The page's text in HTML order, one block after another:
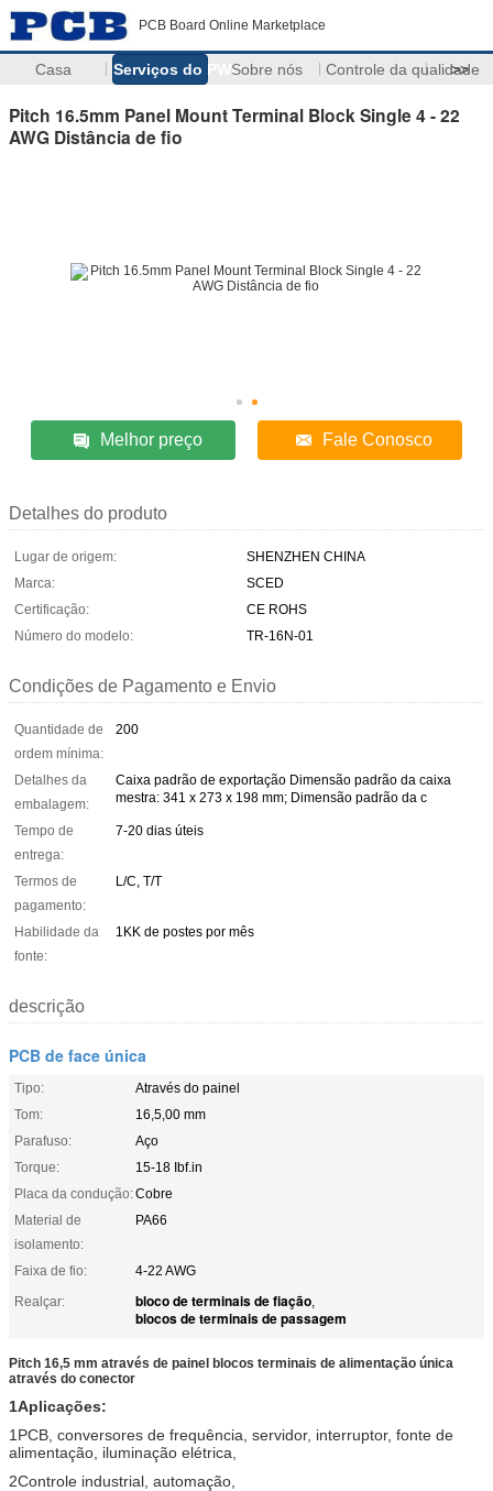
PCB Board Online Marketplace
Casa Serviços do PWBSobre nós Controle da qualidade
>>
Pitch 16.5mm Panel Mount Terminal Block Single 4 - 22
AWG Distância de fio
Melhor preço Fale Conosco
Detalhes do produto
Lugar de origem:
SHENZHEN CHINA
Marca:
SCED
Certificação:
CE ROHS
Número do modelo:
TR-16N-01
Condições de Pagamento e Envio
Quantidade de
ordem mínima:
200
Detalhes da
embalagem:
Caixa padrão de exportação Dimensão padrão da caixa
mestra: 341 x 273 x 198 mm; Dimensão padrão da c
Tempo de
entrega:
7-20 dias úteis
Termos de
pagamento:
L/C, T/T
Habilidade da
fonte:
1KK de postes por mês
descrição
PCB de face única
Tipo:
Através do painel
Tom:
16,5,00 mm
Parafuso:
Aço
Torque:
15-18 Ibf.in
Placa da condução:Cobre
Material de
isolamento:
PA66
Faixa de fio:
4-22 AWG
Realçar:
bloco de terminais de fiação,
blocos de terminais de passagem
Pitch 16,5 mm através de painel blocos terminais de alimentação única
através do conector
1Aplicações:
1PCB, conversores de frequência, servidor, interruptor, fonte de
alimentação, iluminação elétrica,
2Controle industrial, automação,